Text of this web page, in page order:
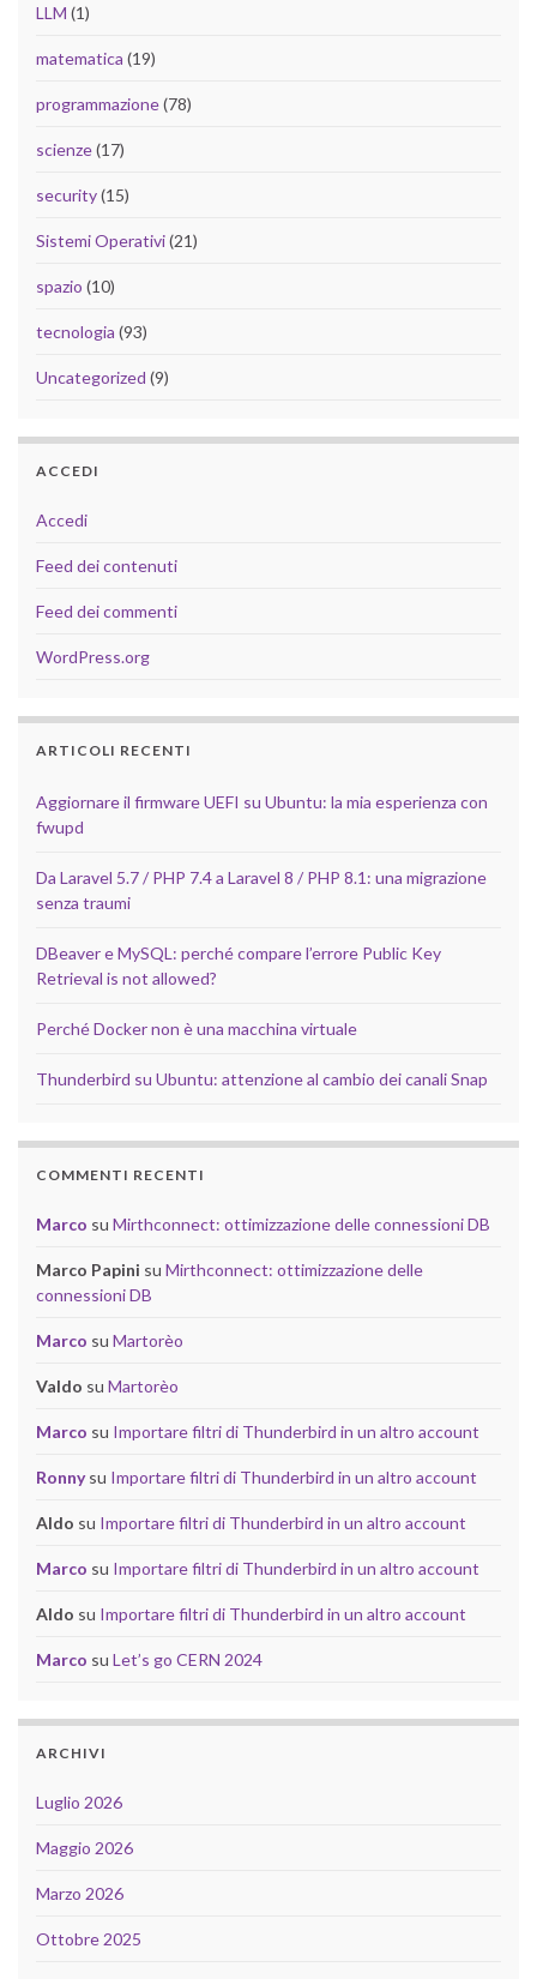
LLM (1)
matematica (19)
programmazione(78)
scienze(17)
security(15)
Sistemi Operativi(21)
spazio (10)
tecnologia (93)
Uncategorized (9)
ACCEDI
Accedi
Feed dei contenuti
Feed dei commenti
WordPress.org
ARTICOLI RECENTI
Aggiornare il firmware UEFI su Ubuntu: la mia esperienza con
fwupd
Da Laravel 5.7 / PHP 7.4 a Laravel 8 / PHP 8.1: una migrazione
senza traumi
DBeaver e MySQL: perché compare l’errore Public Key
Retrieval is not allowed?
Perché Docker non è una macchina virtuale
Thunderbird su Ubuntu: attenzione al cambio dei canali Snap
COMMENTI RECENTI
Marco su Mirthconnect: ottimizzazione delle connessioni DB
Marco Papini su Mirthconnect: ottimizzazione delle
connessioni DB
Marco su Martorèo
Valdo su Martorèo
Marco su Importare filtri di Thunderbird in un altro account
Ronnysu Importare filtri di Thunderbird in un altro account
Aldo su Importare filtri di Thunderbird in un altro account
Marco su Importare filtri di Thunderbird in un altro account
Aldo su Importare filtri di Thunderbird in un altro account
Marco su Let’s go CERN 2024
ARCHIVI
Luglio 2026
Maggio 2026
Marzo 2026
Ottobre 2025